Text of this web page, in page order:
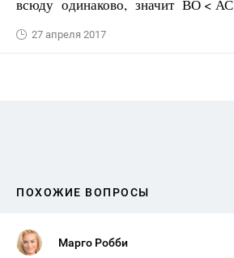
всюду одинаково, значит ВО < АС
27 апреля 2017
ПОХОЖИЕ ВОПРОСЫ
Марго Робби